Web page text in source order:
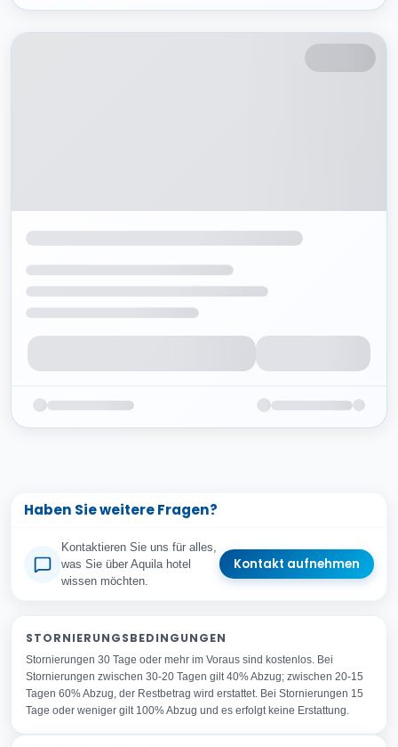
Haben Sie weitere Fragen?
Kontaktieren Sie uns für alles,
was Sie über Aquila hotel
wissen möchten.
Kontakt aufnehmen
Ihre E-Mail-Adresse
Betreff
Ihre Frage
STORNIERUNGSBEDINGUNGEN
Stornierungen 30 Tage oder mehr im Voraus sind kostenlos. Bei
Stornierungen zwischen 30-20 Tagen gilt 40% Abzug; zwischen 20-15
Tagen 60% Abzug, der Restbetrag wird erstattet. Bei Stornierungen 15
Tage oder weniger gilt 100% Abzug und es erfolgt keine Erstattung.